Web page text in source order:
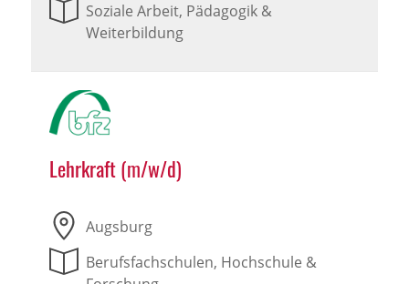
Soziale Arbeit, Pädagogik &
Weiterbildung
Lehrkraft (m/w/d)
Augsburg
Berufsfachschulen, Hochschule &